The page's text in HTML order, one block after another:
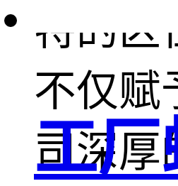
特的区
不仅赋
司深厚
工